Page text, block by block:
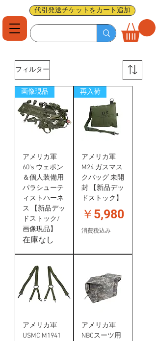
代引発送チケットをカート追加
フィルター
画像現品
アメリカ軍
60's ウェポン
＆個人装備用
パラシューテ
ィストハーネ
ス 【新品デッ
ドストック/
画像現品】
在庫なし
再入荷
アメリカ軍
M24 ガスマス
クバッグ 未開
封 【新品デッ
ドストック】
価格
￥5,980
消費税込み
アメリカ軍
USMC M1941
アメリカ軍
NBCスーツ用